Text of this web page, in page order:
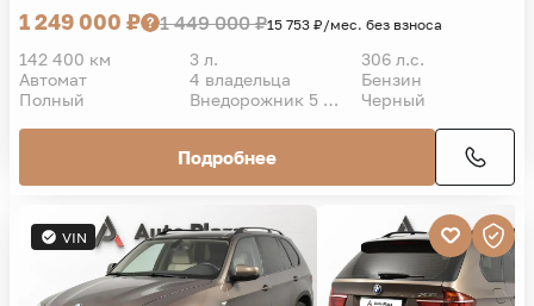
1 249 000 ₽ 1 449 000 ₽15 753 ₽/мес. без взноса
142 400 км 3 л.
306 л.с.
Автомат
4 владельца
Бензин
Полный
Внедорожник 5 дв. Черный
Подробнее
VIN